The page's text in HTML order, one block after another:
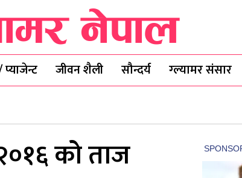
जीवन शैली सौन्दर्य ग्ल्यामर संसार
को ताज